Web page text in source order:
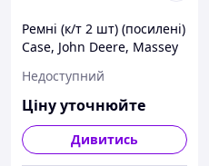
Ремні (к/т 2 шт) (посилені)
Case, John Deere, Massey
88 UA22
Недоступний
Ціну уточнюйте
Дивитись